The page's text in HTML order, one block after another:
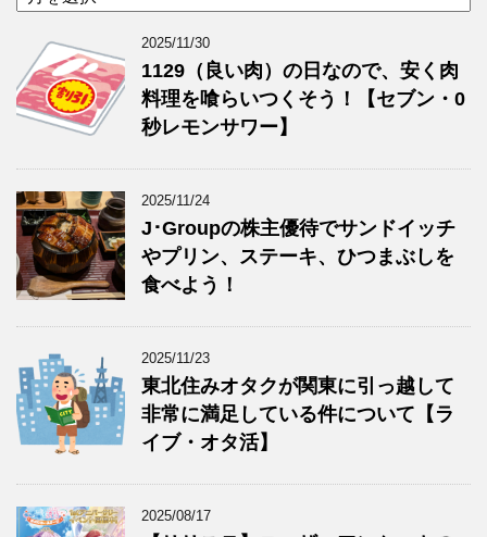
リ
ー
ブ
2025/11/30
1129（良い肉）の日なので、安く肉
料理を喰らいつくそう！【セブン・0
秒レモンサワー】
2025/11/24
J･Groupの株主優待でサンドイッチ
やプリン、ステーキ、ひつまぶしを
食べよう！
2025/11/23
東北住みオタクが関東に引っ越して
非常に満足している件について【ラ
イブ・オタ活】
2025/08/17